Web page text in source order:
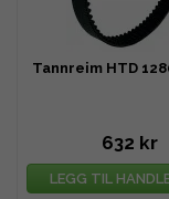
Tannreim HTD
632 kr
LEGG TIL